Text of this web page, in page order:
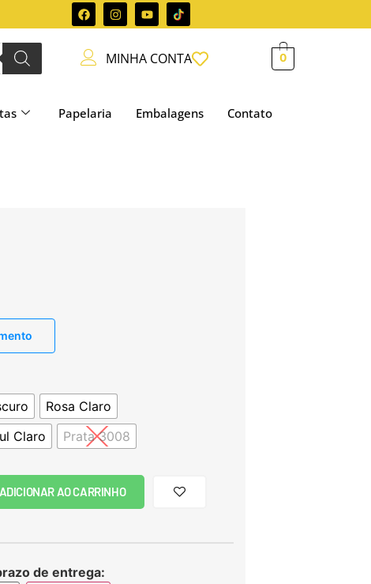
MINHA CONTA 0
Papelaria Embalagens Contato
Rosa Claro
Claro Prata 3008
ADICIONAR AO CARRINHO
de entrega: